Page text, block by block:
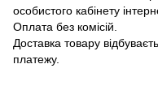
особистого кабінету
Оплата без комісій.
Доставка товару
платежу.